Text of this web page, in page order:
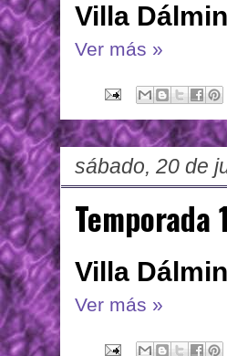
Villa
Ver más »
sábado, 20 de
Temporada
Villa
Ver más »